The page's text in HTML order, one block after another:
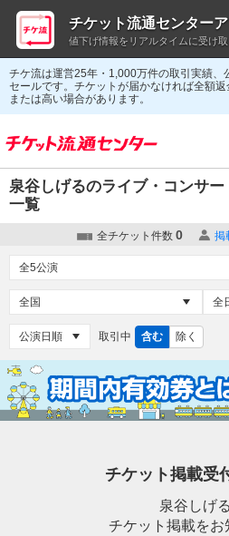
チケ流は運営25年・1,000万件の取引実績、
セールです。チケットが届かなければ全額
または高い場合があります。
泉谷しげるのライブ・コンサー
一覧
全チケット件数 0 掲
取引中 含む 除く
チケット掲載受
泉谷しげ
チケット掲載をお
チケット流通センター
値下げ情報をリアルタイムに受け取